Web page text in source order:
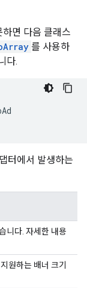
면 다음 클래스
를 사용하
다.
터에서 발생하는
니다. 자세한 내용
원하는 배너 크기